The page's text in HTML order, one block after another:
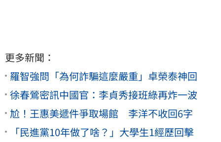
更多新聞：
羅智強問「為何詐騙這麼嚴重」卓榮泰神回
徐春鶯密訊中國官：李貞秀接班綠再炸一波
尬！王惠美遞件爭取場館 李洋不收回6字
「民進黨10年做了啥？」大學生1經歷回擊